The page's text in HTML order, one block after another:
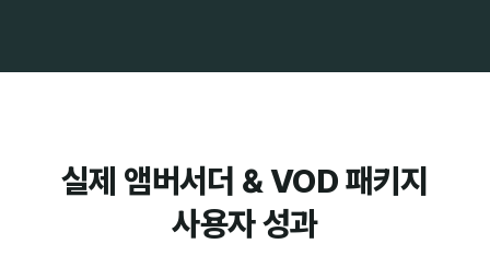
실제 앰버서더 & VOD 패키지
사용자 성과